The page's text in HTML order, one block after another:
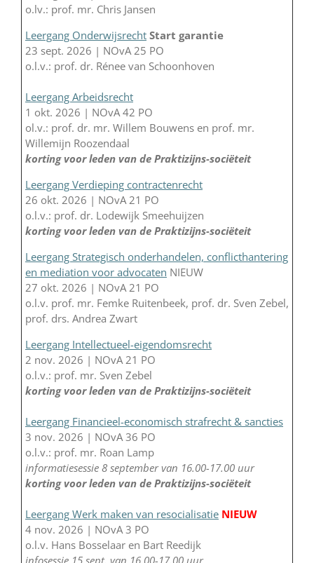
o.lv.: prof. mr. Chris Jansen
Leergang Onderwijsrecht Start garantie
23 sept. 2026 | NOvA 25 PO
o.l.v.: prof. dr. Rénee van Schoonhoven
Leergang Arbeidsrecht
1 okt. 2026 | NOvA 42 PO
ol.v.: prof. dr. mr. Willem Bouwens en prof. mr.
Willemijn Roozendaal
korting voor leden van de Praktizijns-sociëteit
Leergang Verdieping contractenrecht
26 okt. 2026 | NOvA 21 PO
o.l.v.: prof. dr. Lodewijk Smeehuijzen
korting voor leden van de Praktizijns-sociëteit
Leergang Strategisch onderhandelen, conflicthantering
en mediation voor advocaten NIEUW
27 okt. 2026 | NOvA 21 PO
o.l.v. prof. mr. Femke Ruitenbeek, prof. dr. Sven Zebel,
prof. drs. Andrea Zwart
Leergang Intellectueel-eigendomsrecht
2 nov. 2026 | NOvA 21 PO
o.l.v.: prof. mr. Sven Zebel
korting voor leden van de Praktizijns-sociëteit
Leergang Financieel-economisch strafrecht & sancties
3 nov. 2026 | NOvA 36 PO
o.l.v.: prof. mr. Roan Lamp
informatiesessie 8 september van 16.00-17.00 uur
korting voor leden van de Praktizijns-sociëteit
Leergang Werk maken van resocialisatie NIEUW
4 nov. 2026 | NOvA 3 PO
o.l.v. Hans Bosselaar en Bart Reedijk
infosessie 15 sept. van 16.00-17.00 uur